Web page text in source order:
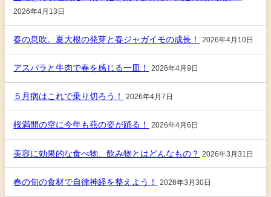
2026年4月13日
春の息吹。夏大根の発芽と春ジャガイモの成長！ 2026年4月10日
アスパラと牛肉で春を感じる一皿！ 2026年4月9日
５月病はこれで乗り切ろう！ 2026年4月7日
桜満開の空に今年も燕の姿が踊る！ 2026年4月6日
美容に効果的な食べ物、飲み物とはどんなもの？ 2026年3月31日
春の旬の食材で自律神経を整えよう！ 2026年3月30日